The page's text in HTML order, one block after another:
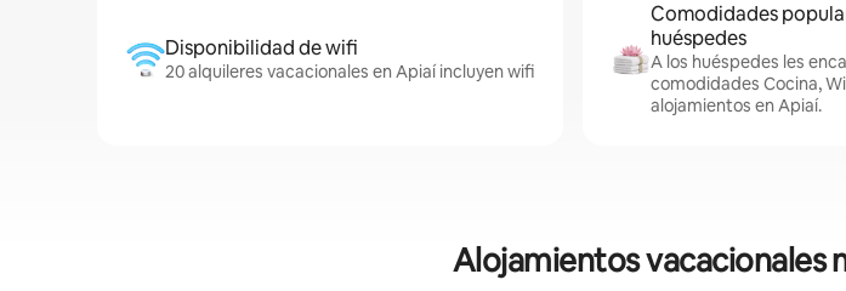
Disponibilidad de wifi
20 alquileres vacacionales en Apiaí incluyen wifi
Comodidades
huéspedes
A los huéspedes les
comodidades Cocina,
alojamientos en Apiaí.
Alojamientos vacacionales